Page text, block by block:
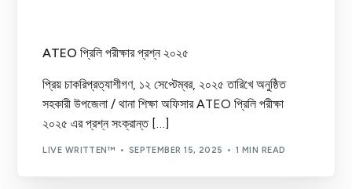
ATEO প্রিলি পরীক্ষার প্রশ্ন ২০২৫
প্রিয় চাকরিপ্রত্যাশীগণ, ১২ সেপ্টেম্বর, ২০২৫ তারিখে অনুষ্ঠিত
সহকারী উপজেলা / থানা শিক্ষা অফিসার ATEO প্রিলি পরীক্ষা
২০২৫ এর প্রশ্ন সংক্রান্ত […]
LIVE WRITTEN™ SEPTEMBER 15, 2025 1 MIN READ